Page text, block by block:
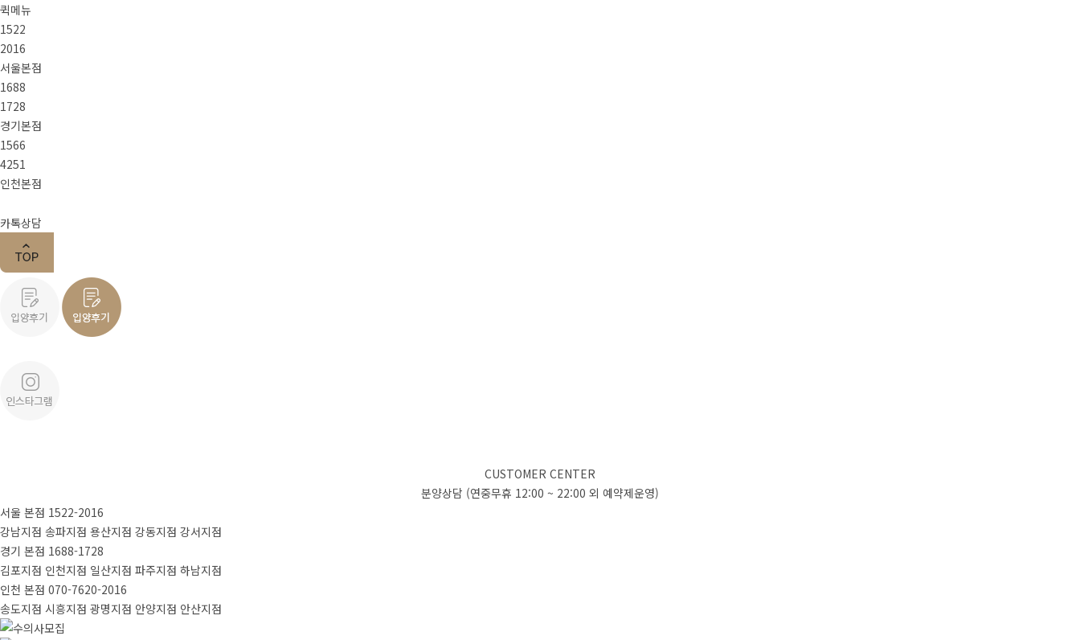
퀵메뉴
1522
2016
서울본점
1688
1728
경기본점
1566
4251
인천본점
카톡상담
CUSTOMER CENTER
분양상담 (연중무휴 12:00 ~ 22:00 외 예약제운영)
서울 본점 1522-2016
강남지점 송파지점 용산지점 강동지점 강서지점
경기 본점 1688-1728
김포지점 인천지점 일산지점 파주지점 하남지점
인천 본점 070-7620-2016
송도지점 시흥지점 광명지점 안양지점 안산지점